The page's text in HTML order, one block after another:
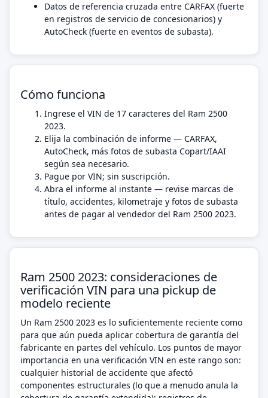
Datos de referencia cruzada entre CARFAX (fuerte
en registros de servicio de concesionarios) y
AutoCheck (fuerte en eventos de subasta).
Cómo funciona
Ingrese el VIN de 17 caracteres del Ram 2500
2023.
Elija la combinación de informe — CARFAX,
AutoCheck, más fotos de subasta Copart/IAAI
según sea necesario.
Pague por VIN; sin suscripción.
Abra el informe al instante — revise marcas de
título, accidentes, kilometraje y fotos de subasta
antes de pagar al vendedor del Ram 2500 2023.
Ram 2500 2023: consideraciones de
verificación VIN para una pickup de
modelo reciente
Un Ram 2500 2023 es lo suficientemente reciente como
para que aún pueda aplicar cobertura de garantía del
fabricante en partes del vehículo. Los puntos de mayor
importancia en una verificación VIN en este rango son:
cualquier historial de accidente que afectó
componentes estructurales (lo que a menudo anula la